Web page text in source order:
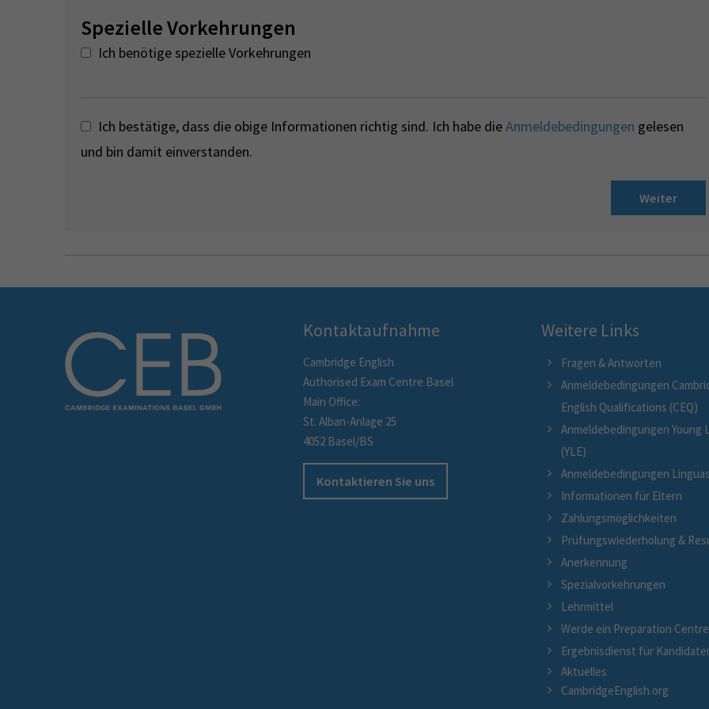
Spezielle Vorkehrungen
Ich benötige spezielle Vorkehrungen
Ich bestätige, dass die obige Informationen richtig sind. Ich habe dieAnmeldebedingungen gelesen
und bin damit einverstanden.
Weiter
Kontaktaufnahme
Cambridge English
Authorised Exam Centre Basel
Main Office:
St. Alban-Anlage 25
4052 Basel/BS
Kontaktieren Sie uns
Weitere Links
Fragen & Antworten
Anmeldebedingungen
English Qualifications (CEQ)
Anmeldebedingungen Young
(YLE)
Anmeldebedingungen
Informationen für Eltern
Zahlungsmöglichkeiten
Prüfungswiederholung &
Anerkennung
Spezialvorkehrungen
Lehrmittel
Werde ein Preparation Centre
Ergebnisdienst für
Aktuelles
CambridgeEnglish.org